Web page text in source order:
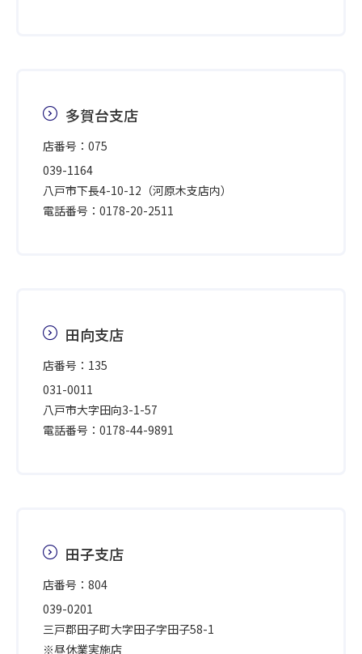
多賀台支店
店番号：075
039-1164
八戸市下長4-10-12（河原木支店内）
電話番号：0178-20-2511
田向支店
店番号：135
031-0011
八戸市大字田向3-1-57
電話番号：0178-44-9891
田子支店
店番号：804
039-0201
三戸郡田子町大字田子字田子58-1
※昼休業実施店